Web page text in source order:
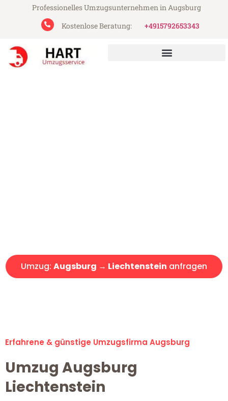
Professionelles Umzugsunternehmen in Augsburg
Kostenlose Beratung:
+4915792653343
Umzug: Augsburg → Liechtenstein anfragen
Erfahrene & günstige Umzugsfirma Augsburg
Umzug Augsburg
Liechtenstein